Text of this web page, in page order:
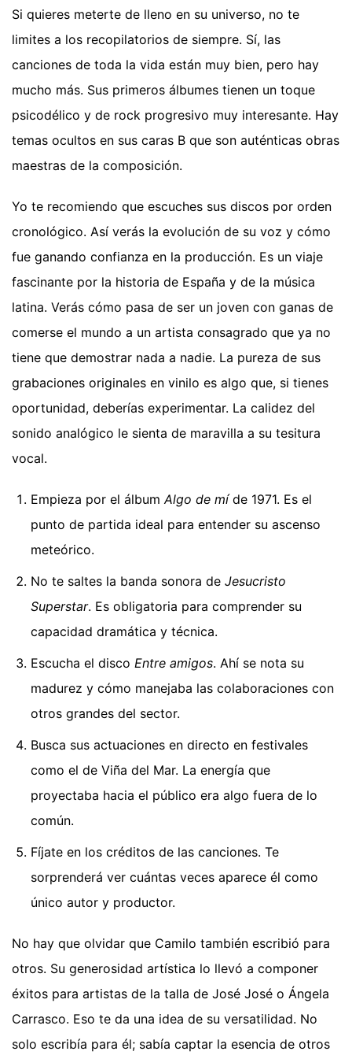
Si quieres meterte de lleno en su universo, no te
limites a los recopilatorios de siempre. Sí, las
canciones de toda la vida están muy bien, pero hay
mucho más. Sus primeros álbumes tienen un toque
psicodélico y de rock progresivo muy interesante. Hay
temas ocultos en sus caras B que son auténticas obras
maestras de la composición.
Yo te recomiendo que escuches sus discos por orden
cronológico. Así verás la evolución de su voz y cómo
fue ganando confianza en la producción. Es un viaje
fascinante por la historia de España y de la música
latina. Verás cómo pasa de ser un joven con ganas de
comerse el mundo a un artista consagrado que ya no
tiene que demostrar nada a nadie. La pureza de sus
grabaciones originales en vinilo es algo que, si tienes
oportunidad, deberías experimentar. La calidez del
sonido analógico le sienta de maravilla a su tesitura
vocal.
Empieza por el álbumAlgo de míde 1971. Es el
punto de partida ideal para entender su ascenso
meteórico.
No te saltes la banda sonora de Jesucristo
Superstar. Es obligatoria para comprender su
capacidad dramática y técnica.
Escucha el disco Entre amigos. Ahí se nota su
madurez y cómo manejaba las colaboraciones con
otros grandes del sector.
Busca sus actuaciones en directo en festivales
como el de Viña del Mar. La energía que
proyectaba hacia el público era algo fuera de lo
común.
Fíjate en los créditos de las canciones. Te
sorprenderá ver cuántas veces aparece él como
único autor y productor.
No hay que olvidar que Camilo también escribió para
otros. Su generosidad artística lo llevó a componer
éxitos para artistas de la talla de José José o Ángela
Carrasco. Eso te da una idea de su versatilidad. No
solo escribía para él; sabía captar la esencia de otros